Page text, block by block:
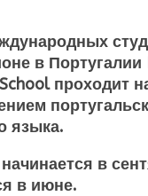
в Португалии
проходит
языка.
в
в июне.